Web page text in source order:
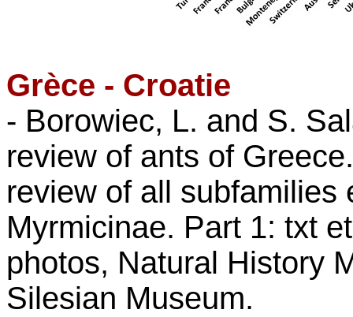
Grèce - Croatie
- Borowiec, L. and S.
review of ants of
review of all subfamilies
Myrmicinae. Part 1: txt
photos, Natural History
Silesian Museum.